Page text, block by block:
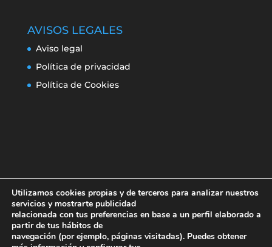
AVISOS LEGALES
Aviso legal
Política de privacidad
Política de Cookies
Aviso legal
Política de privacidad
Utilizamos cookies propias y de terceros para analizar nuestros
servicios y mostrarte publicidad
relacionada con tus preferencias en base a un perfil elaborado a
partir de tus hábitos de
navegación (por ejemplo, páginas visitadas). Puedes obtener